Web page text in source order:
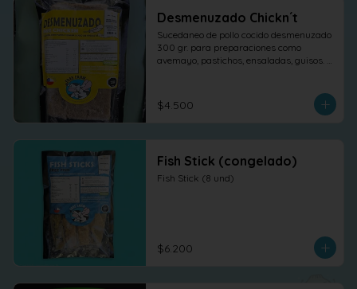
Desmenuzado Chickn´t
Sucedaneo de pollo cocido desmenuzado
300 gr. para preparaciones como
avemayo, pastichos, ensaladas, guisos.
$4.500
Fish Stick (congelado)
Fish Stick (8 und)
$6.200